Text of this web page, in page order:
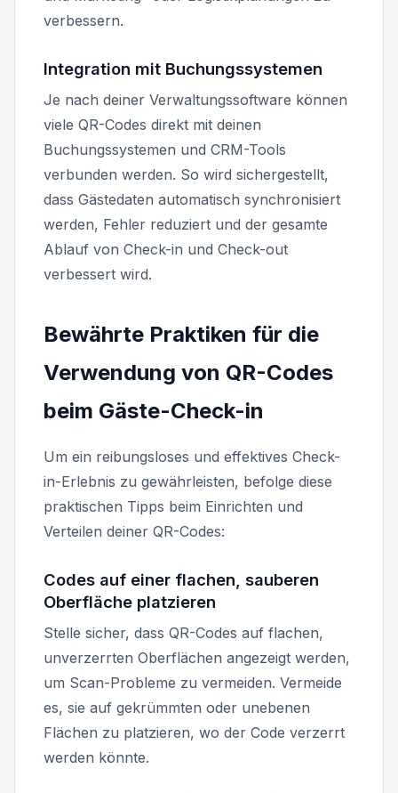
verbessern.
Integration mit Buchungssystemen
Je nach deiner Verwaltungssoftware können
viele QR-Codes direkt mit deinen
Buchungssystemen und CRM-Tools
verbunden werden. So wird sichergestellt,
dass Gästedaten automatisch synchronisiert
werden, Fehler reduziert und der gesamte
Ablauf von Check-in und Check-out
verbessert wird.
Bewährte Praktiken für die
Verwendung von QR-Codes
beim Gäste-Check-in
Um ein reibungsloses und effektives Check-
in-Erlebnis zu gewährleisten, befolge diese
praktischen Tipps beim Einrichten und
Verteilen deiner QR-Codes:
Codes auf einer flachen, sauberen
Oberfläche platzieren
Stelle sicher, dass QR-Codes auf flachen,
unverzerrten Oberflächen angezeigt werden,
um Scan-Probleme zu vermeiden. Vermeide
es, sie auf gekrümmten oder unebenen
Flächen zu platzieren, wo der Code verzerrt
werden könnte.